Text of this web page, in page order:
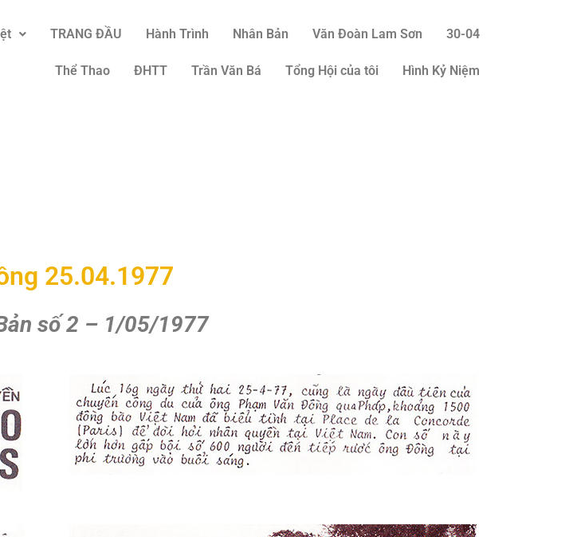
TRANG ĐẦU Hành Trình Nhân Bản Văn Đoàn Lam Sơn 30-04
Thể Thao ĐHTT Trần Văn Bá Tổng Hội của tôi Hình Kỷ Niệm
25.04.1977
số 2 – 1/05/1977